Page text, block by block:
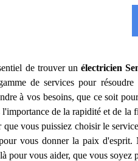
de trouver unélectricien
de services pour
à vos besoins, que ce soit
de la rapidité et de la
que vous puissiez choisir le
vous donner la paix d'esprit.
pour vous aider, que vous